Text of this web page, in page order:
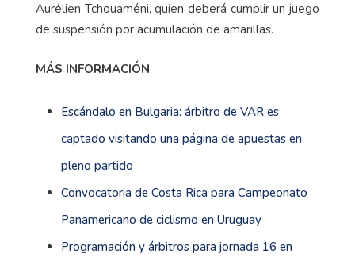
Aurélien Tchouaméni, quien deberá cumplir un juego
de suspensión por acumulación de amarillas.
MÁS INFORMACIÓN
Escándalo en Bulgaria: árbitro de VAR es
captado visitando una página de apuestas en
pleno partido
Convocatoria de Costa Rica para Campeonato
Panamericano de ciclismo en Uruguay
Programación y árbitros para jornada 16 en